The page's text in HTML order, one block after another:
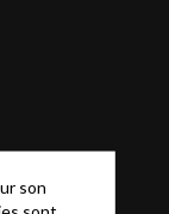
son
sont